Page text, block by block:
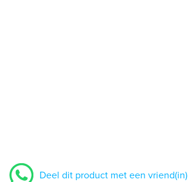
Deel dit product met een vriend(in)